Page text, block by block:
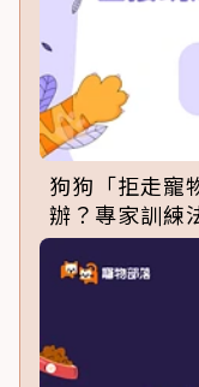
狗狗「拒走寵
辦？專家訓練